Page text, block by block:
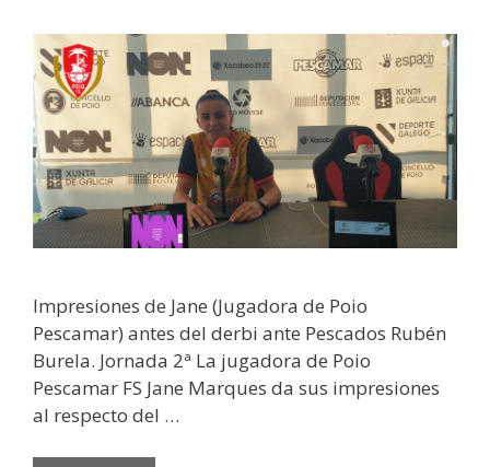
Impresiones de Jane (Jugadora de Poio
Pescamar) antes del derbi ante Pescados Rubén
Burela. Jornada 2ª La jugadora de Poio
Pescamar FS Jane Marques da sus impresiones
al respecto del …